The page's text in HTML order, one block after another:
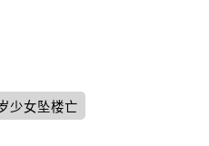
少女坠楼亡